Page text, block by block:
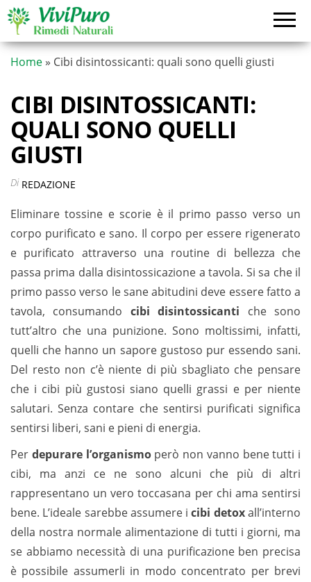
Vai
contenuto
Home » Cibi disintossicanti: quali sono quelli giusti
CIBI DISINTOSSICANTI:
QUALI SONO QUELLI
GIUSTI
Di REDAZIONE
Eliminare tossine e scorie è il primo passo verso un
corpo purificato e sano. Il corpo per essere rigenerato
e purificato attraverso una routine di bellezza che
passa prima dalla disintossicazione a tavola. Si sa che il
primo passo verso le sane abitudini deve essere fatto a
tavola, consumando cibi disintossicanti che sono
tutt’altro che una punizione. Sono moltissimi, infatti,
quelli che hanno un sapore gustoso pur essendo sani.
Del resto non c’è niente di più sbagliato che pensare
che i cibi più gustosi siano quelli grassi e per niente
salutari. Senza contare che sentirsi purificati significa
sentirsi liberi, sani e pieni di energia.
Per depurare l’organismoperò non vanno bene tutti i
cibi, ma anzi ce ne sono alcuni che più di altri
rappresentano un vero toccasana per chi ama sentirsi
bene. L’ideale sarebbe assumere icibi detoxall’interno
della nostra normale alimentazione di tutti i giorni, ma
se abbiamo necessità di una purificazione ben precisa
è possibile assumerli in modo concentrato per brevi